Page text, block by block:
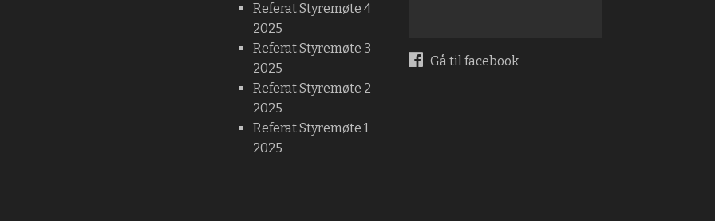
Referat Styremøte 4
2025
Referat Styremøte 3
2025
Referat Styremøte 2
2025
Referat Styremøte 1
2025
Gå til facebook